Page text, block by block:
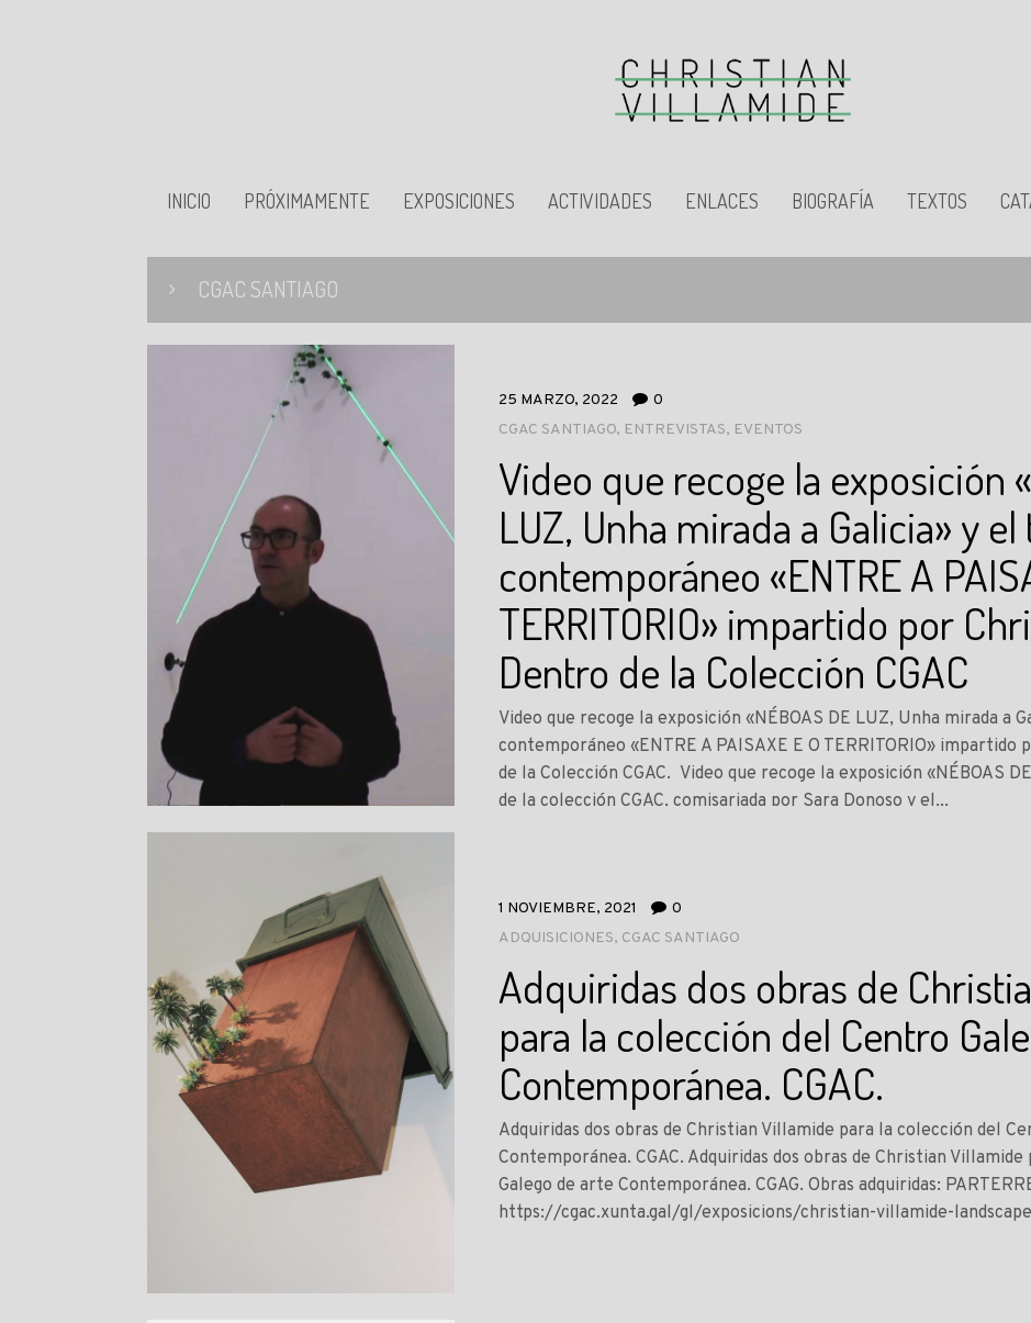
INICIO PRÓXIMAMENTE EXPOSICIONES ACTIVIDADES ENLACES BIOGRAFÍA TEXTOS
CGAC SANTIAGO
25 MARZO, 2022
0
CGAC SANTIAGO, ENTREVISTAS, EVENTOS
Video que recoge la exposición
LUZ, Unha mirada a Galicia» y
contemporáneo «ENTRE A
TERRITORIO» impartido por
Dentro de la Colección CGAC
Video que recoge la exposición «NÉBOAS DE LUZ, Unha mirada a
contemporáneo «ENTRE A PAISAXE E O TERRITORIO»
de la Colección CGAC. Video que recoge la exposición «NÉBOAS
de la colección CGAC, comisariada por Sara Donoso y el...
1 NOVIEMBRE, 2021
0
ADQUISICIONES, CGAC SANTIAGO
Adquiridas dos obras de
para la colección del Centro
Contemporánea. CGAC.
Adquiridas dos obras de Christian Villamide para la colección del
Contemporánea. CGAC. Adquiridas dos obras de Christian
Galego de arte Contemporánea. CGAG. Obras adquiridas:
https://cgac.xunta.gal/gl/exposicions/christian-villamide-